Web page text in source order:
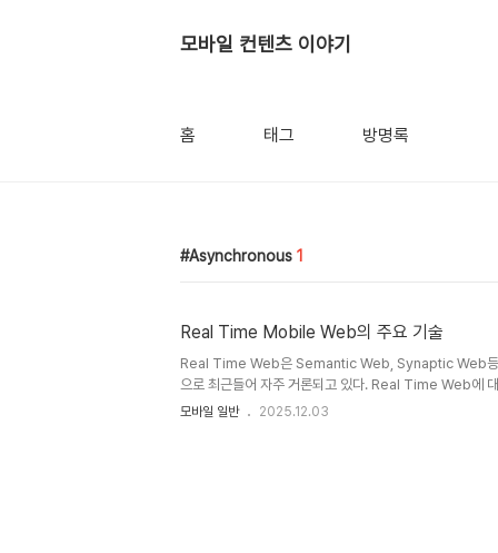
모바일 컨텐츠 이야기
홈 태그 방명록
Asynchronous 1
Real Time Mobile Web의 주요 기술
Real Time Web은 Semantic Web, Synaptic Web등
으로 최근들어 자주 거론되고 있다. Real Time Web에
하지만 Web Page가 동적으로 Streaming 하고 있으며,
모바일 일반 2025.12.03